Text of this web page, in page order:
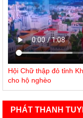
Hội Chữ thập đỏ tỉnh
cho hộ nghèo
PHÁT THANH